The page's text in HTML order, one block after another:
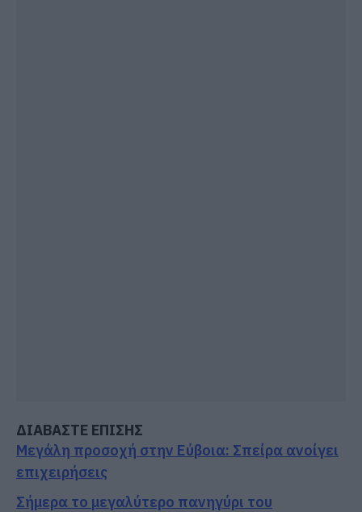
ΔΙΑΒΑΣΤΕ ΕΠΙΣΗΣ
Μεγάλη προσοχή στην Εύβοια: Σπείρα ανοίγει
επιχειρήσεις
Σήμερα το μεγαλύτερο πανηγύρι του